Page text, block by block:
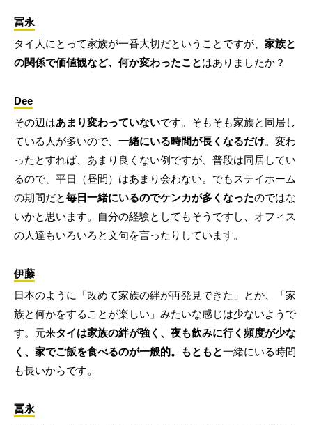
冨永
タイ人にとって家族が一番大切だということですが、 家族と
の関係で価値観など、何か変わったことはありましたか？
Dee
その辺はあまり変わっていないです。そもそも家族と同居し
ている人が多いので、 一緒にいる時間が長くなるだけ。変わ
ったとすれば、あまり良くない例ですが、普段は同居してい
るので、平日（昼間）はあまり会わない。でもステイホーム
の期間だと毎日一緒にいるのでケンカが多くなったのではな
いかと思います。自分の経験としてもそうですし、オフィス
の人達もいろいろと文句を言ったりしています。
伊藤
日本のように「改めて家族の絆が再発見できた」とか、「家
族と何かをすることが楽しい」みたいな感じは少ないようで
す。元来タイは家族の絆が強く、夜も飲みに行く頻度が少な
く、家でご飯を食べるのが一般的。もともと一緒にいる時間
も長いからです。
冨永